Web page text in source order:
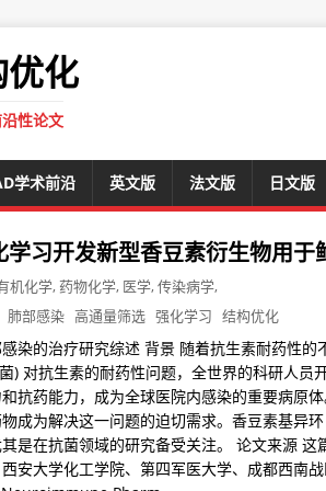
化
性论文
学术前沿 英文版 法文版 日文版
学习开发新型香豆素衍生物用于
机化学,药物化学, 医学,传染病学,
肺部感染 高通量筛选 强化学习 结构优化
染的治疗研究综述 背景 随着抗生素耐药性
) 对抗生素的耐药性问题，全世界的科研人员
抗药能力，成为全球医院内感染的重要病原
成为解决这一问题的迫切需求。香豆素基异
是在抗菌领域的研究备受关注。 论文来源
安大学化工学院、第四军医大学、成都西南